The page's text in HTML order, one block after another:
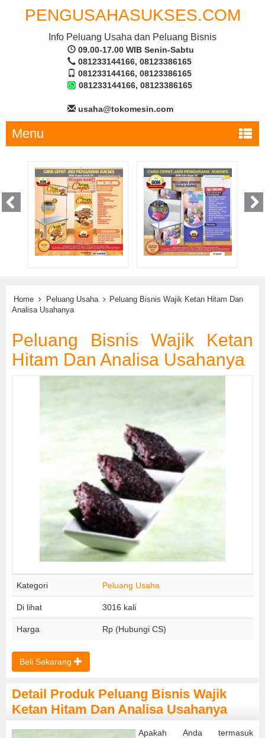
PENGUSAHASUKSES.COM
Info Peluang Usaha dan Peluang Bisnis
09.00-17.00 WIB Senin-Sabtu
081233144166, 08123386165
081233144166, 08123386165
081233144166, 08123386165
usaha@tokomesin.com
Menu
Home Peluang Usaha
Peluang Bisnis Wajik Ketan Hitam Dan
Analisa Usahanya
Peluang Bisnis Wajik Ketan
Hitam Dan Analisa Usahanya
Kategori Peluang Usaha
Di lihat 3016 kali
Harga Rp (Hubungi CS)
Beli Sekarang
Detail Produk Peluang Bisnis Wajik
Ketan Hitam Dan Analisa Usahanya
Apakah Anda termasuk